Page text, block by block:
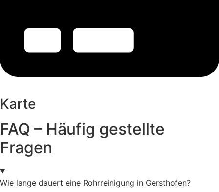
Karte
FAQ – Häufig gestellte
Fragen
Wie lange dauert eine Rohrreinigung in Gersthofen?